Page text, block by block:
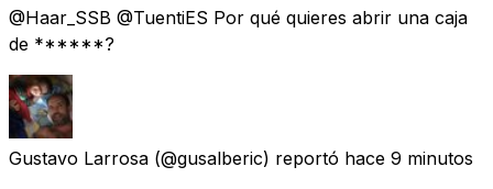
@Haar_SSB @TuentiES Por qué quieres abrir una caja
de ******?
Gustavo Larrosa (@gusalberic) reportó hace 9 minutos